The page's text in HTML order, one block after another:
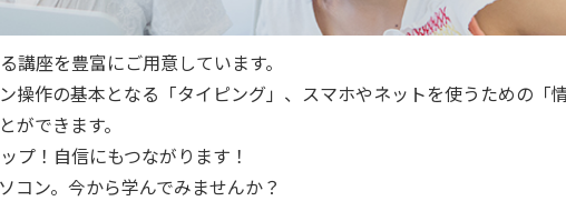
座を豊富にご用意しています。
操作の基本となる「タイピング」、スマホやネットを使うための「
できます。
プ！自信にもつながります！
コン。今から学んでみませんか？